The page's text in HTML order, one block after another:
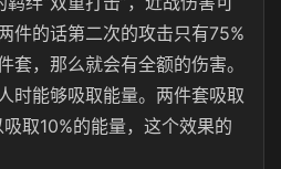
件的话第二次的攻击只有75%
套，那么就会有全额的伤害。
时能够吸取能量。两件套吸取
取10%的能量，这个效果的